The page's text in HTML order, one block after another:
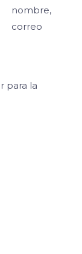
nombre,
correo
para la